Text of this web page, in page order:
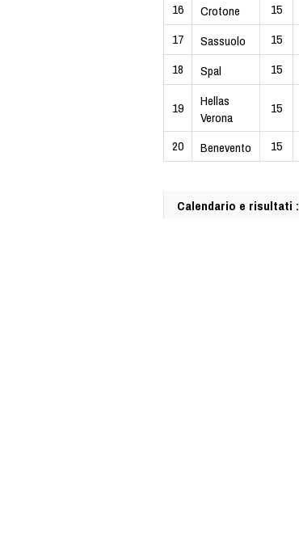
16
Crotone 15
17
Sassuolo 15
18
Spal 15
19
Hellas
Verona
15
20 Benevento 15
Calendario e risultati :